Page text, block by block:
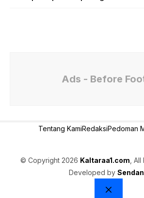
Ads - Before
Tentang KamiRedaksiPedoman
© Copyright 2026 Kaltaraa1.com ,
Developed by